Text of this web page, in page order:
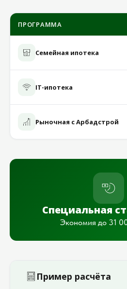
ПРОГРАММА
Семейная ипотека
IT-ипотека
Рыночная с Арбадстрой
Специальная
Экономия до 31
Пример расчёта